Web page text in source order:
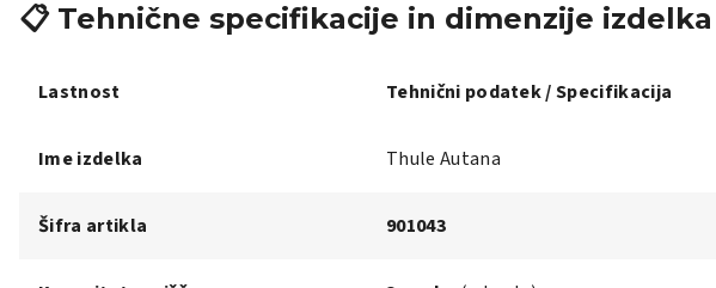
📋 Tehnične specifikacije in dimenzije izdelka
Lastnost Tehnični podatek / Specifikacija
Ime izdelka Thule Autana
Šifra artikla 901043